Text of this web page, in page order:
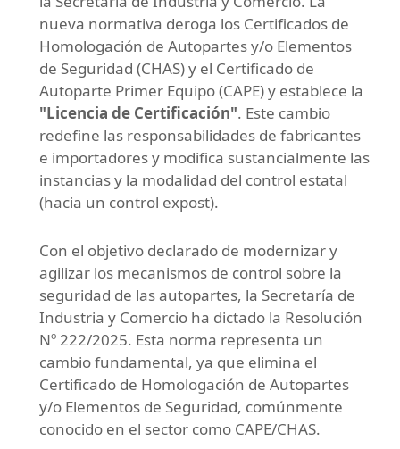
nueva normativa deroga los Certificados de
Homologación de Autopartes y/o Elementos
de Seguridad (CHAS) y el Certificado de
Autoparte Primer Equipo (CAPE) y establece la
"Licencia de Certificación". Este cambio
redefine las responsabilidades de fabricantes
e importadores y modifica sustancialmente las
instancias y la modalidad del control estatal
(hacia un control expost).
Con el objetivo declarado de modernizar y
agilizar los mecanismos de control sobre la
seguridad de las autopartes, la Secretaría de
Industria y Comercio ha dictado la Resolución
Nº 222/2025. Esta norma representa un
cambio fundamental, ya que elimina el
Certificado de Homologación de Autopartes
y/o Elementos de Seguridad, comúnmente
conocido en el sector como CAPE/CHAS.